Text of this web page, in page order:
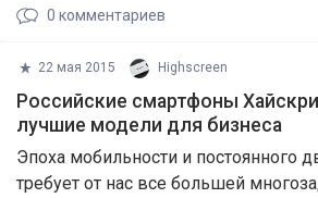
0 комментариев
22 мая 2015 Highscreen
​Российские смартфоны
лучшие модели для бизнеса
Эпоха мобильности и постоянного
требует от нас все большей